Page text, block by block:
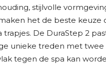
stijlvolle
het de beste keuze
trapjes. De DuraStep 2
unieke treden met
tegen de spa kan